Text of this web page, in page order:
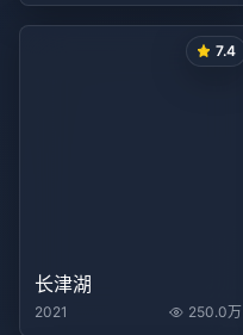
7.4
长津湖
2021 250.0万